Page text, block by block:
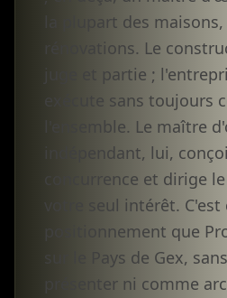
la plupart des
rénovations. Le
juge et partie ;
exécute sans toujours
l'ensemble. Le maître
indépendant, lui,
concurrence et dirige
votre seul intérêt. C'est
positionnement que
sur le Pays de Gex,
présenter ni comme